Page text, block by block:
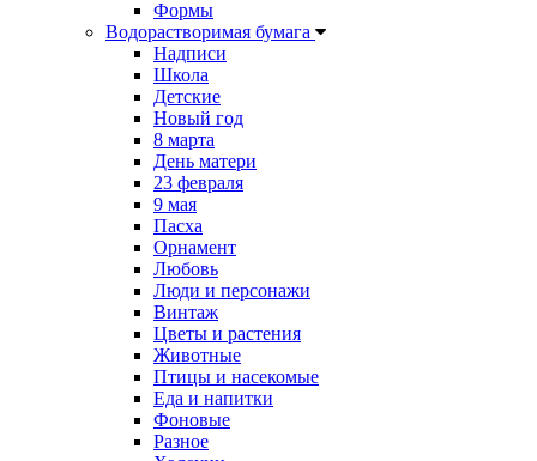
Формы
Водорастворимая бумага
Надписи
Школа
Детские
Новый год
8 марта
День матери
23 февраля
9 мая
Пасха
Орнамент
Любовь
Люди и персонажи
Винтаж
Цветы и растения
Животные
Птицы и насекомые
Еда и напитки
Фоновые
Разное